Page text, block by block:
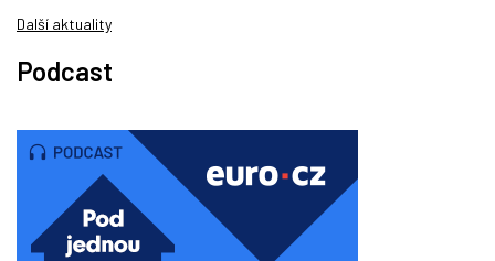
Další aktuality
Podcast